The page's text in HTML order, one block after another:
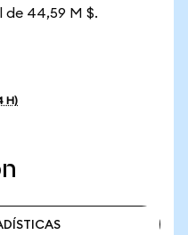
44,59 M $.
H)